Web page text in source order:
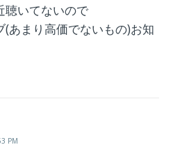
聴いてないので
(あまり高価でないもの)お知
PM